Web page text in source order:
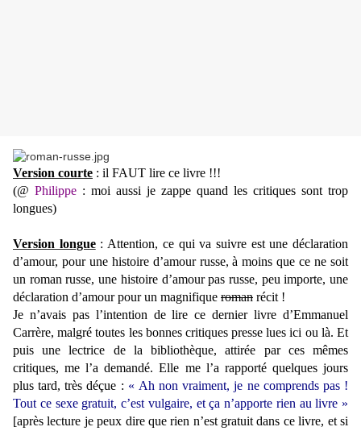
Version courte : il FAUT lire ce livre !!!
(@ Philippe : moi aussi je zappe quand les critiques sont trop
longues)
Version longue: Attention, ce qui va suivre est une déclaration
d’amour, pour une histoire d’amour russe, à moins que ce ne soit
un roman russe, une histoire d’amour pas russe, peu importe, une
déclaration d’amour pour un magnifique roman récit !
Je n’avais pas l’intention de lire ce dernier livre d’Emmanuel
Carrère, malgré toutes les bonnes critiques presse lues ici ou là. Et
puis une lectrice de la bibliothèque, attirée par ces mêmes
critiques, me l’a demandé. Elle me l’a rapporté quelques jours
plus tard, très déçue : « Ah non vraiment, je ne comprends pas !
Tout ce sexe gratuit, c’est vulgaire, et ça n’apporte rien au livre »
[après lecture je peux dire que rien n’est gratuit dans ce livre, et si